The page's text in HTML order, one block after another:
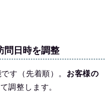
問日時を調整
す（先着順）。 お客様の
調整します。